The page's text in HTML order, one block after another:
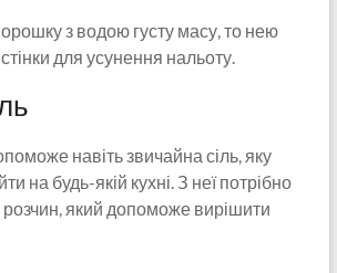
з водою густу масу, то нею
для усунення нальоту.
навіть звичайна сіль, яку
на будь-якій кухні. З неї потрібно
який допоможе вирішити